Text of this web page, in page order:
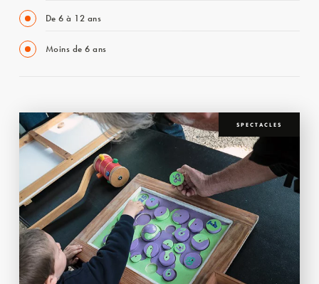
De 6 à 12 ans
Moins de 6 ans
SPECTACLES